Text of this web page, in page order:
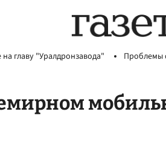
главу "Уралдронзавода" Проблемы